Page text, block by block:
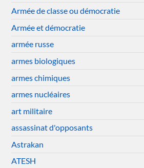
Armée de classe ou démocratie
Armée et démocratie
armée russe
armes biologiques
armes chimiques
armes nucléaires
art militaire
assassinat d'opposants
Astrakan
ATESH